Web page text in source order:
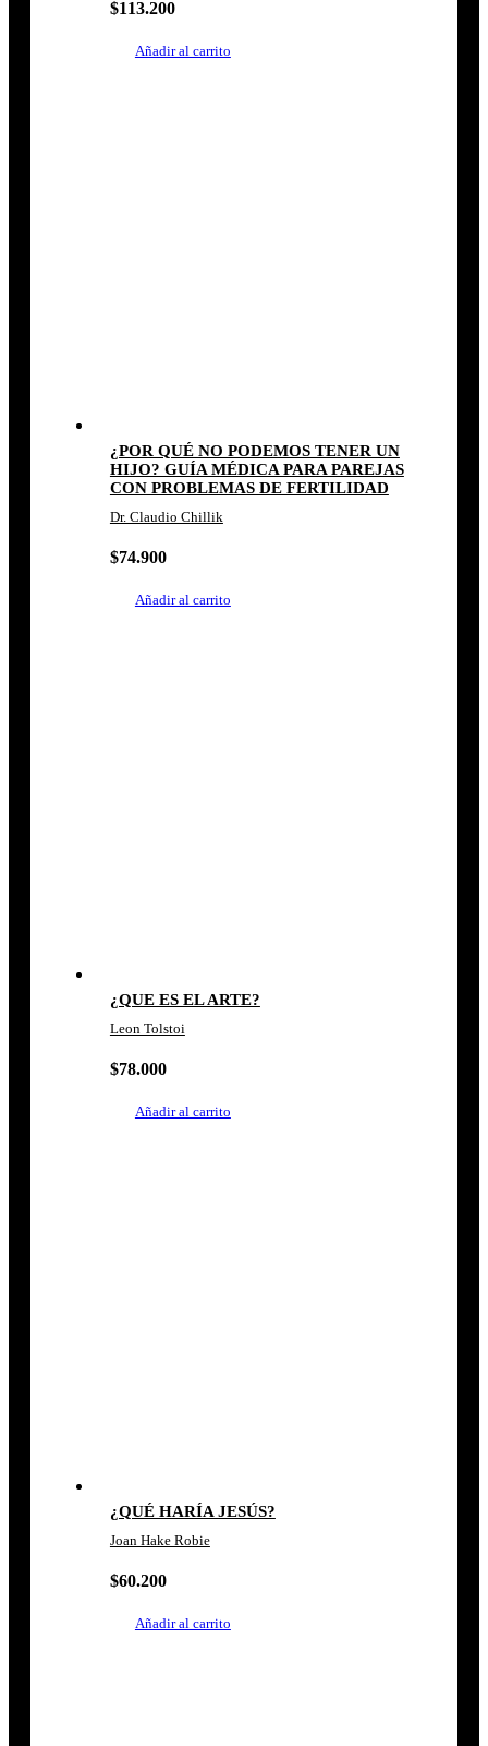
$113.200
Añadir al carrito
¿POR QUÉ NO PODEMOS TENER UN
HIJO? GUÍA MÉDICA PARA PAREJAS
CON PROBLEMAS DE FERTILIDAD
Dr. Claudio Chillik
$74.900
Añadir al carrito
¿QUE ES EL ARTE?
Leon Tolstoi
$78.000
Añadir al carrito
¿QUÉ HARÍA JESÚS?
Joan Hake Robie
$60.200
Añadir al carrito